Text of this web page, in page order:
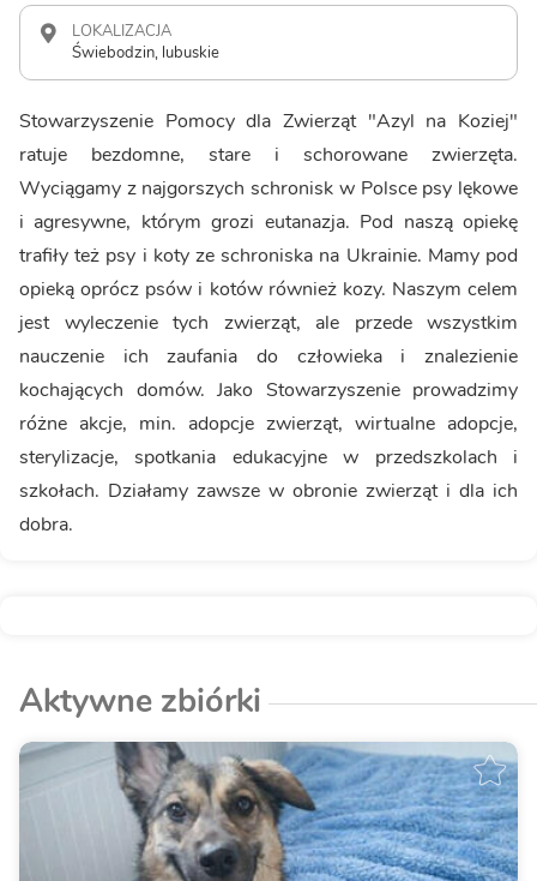
LOKALIZACJA
Świebodzin, lubuskie
Stowarzyszenie Pomocy dla Zwierząt "Azyl na Koziej"
ratuje bezdomne, stare i schorowane zwierzęta.
Wyciągamy z najgorszych schronisk w Polsce psy lękowe
i agresywne, którym grozi eutanazja. Pod naszą opiekę
trafiły też psy i koty ze schroniska na Ukrainie. Mamy pod
opieką oprócz psów i kotów również kozy. Naszym celem
jest wyleczenie tych zwierząt, ale przede wszystkim
nauczenie ich zaufania do człowieka i znalezienie
kochających domów. Jako Stowarzyszenie prowadzimy
różne akcje, min. adopcje zwierząt, wirtualne adopcje,
sterylizacje, spotkania edukacyjne w przedszkolach i
szkołach. Działamy zawsze w obronie zwierząt i dla ich
dobra.
Aktywne zbiórki